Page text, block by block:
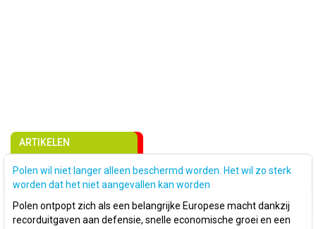
ARTIKELEN
Polen wil niet langer alleen beschermd worden. Het wil zo sterk
worden dat het niet aangevallen kan worden
Polen ontpopt zich als een belangrijke Europese macht dankzij
recorduitgaven aan defensie, snelle economische groei en een